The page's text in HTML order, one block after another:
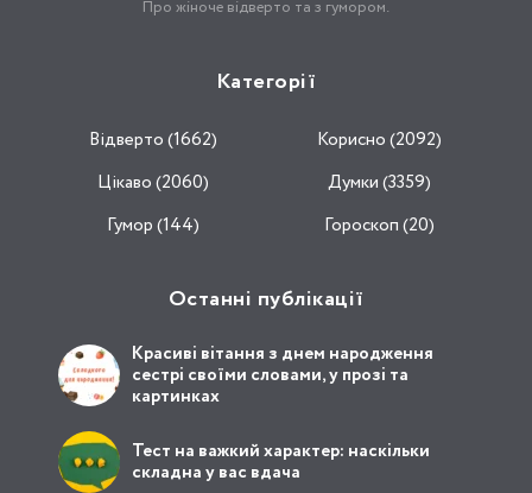
Про жіноче відверто та з гумором.
Категорії
Відвертo (1662)
Корисно (2092)
Цікаво (2060)
Думки (3359)
Гумор (144)
Гороскоп (20)
Останні публікації
Красиві вітання з днем народження
сестрі своїми словами, у прозі та
картинках
Тест на важкий характер: наскільки
складна у вас вдача